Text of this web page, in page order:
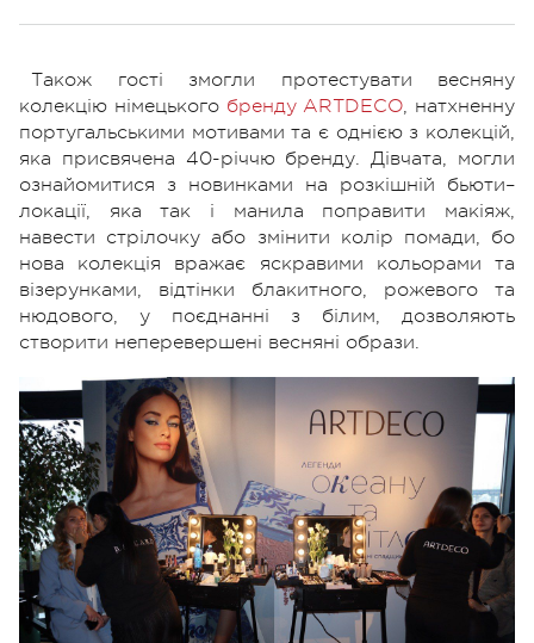
Також гості змогли протестувати весняну
колекцію німецького бренду ARTDECO, натхненну
португальськими мотивами та є однією з колекцій,
яка присвячена 40-річчю бренду. Дівчата, могли
ознайомитися з новинками на розкішній бьюти–
локації, яка так і манила поправити макіяж,
навести стрілочку або змінити колір помади, бо
нова колекція вражає яскравими кольорами та
візерунками, відтінки блакитного, рожевого та
нюдового, у поєднанні з білим, дозволяють
створити неперевершені весняні образи.